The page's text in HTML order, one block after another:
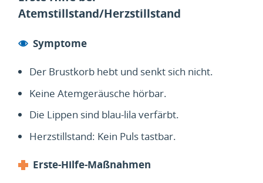
Atemstillstand/Herzstillstand
Symptome
Der Brustkorb hebt und senkt sich nicht.
Keine Atemgeräusche hörbar.
Die Lippen sind blau-lila verfärbt.
Herzstillstand: Kein Puls tastbar.
Erste-Hilfe-Maßnahmen